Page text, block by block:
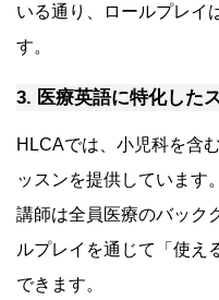
いる通り、ロールプレイ
す。
3. 医療英語に特化した
HLCAでは、小児科を含
ッスンを提供しています。
講師は全員医療のバック
ルプレイを通じて「使え
できます。